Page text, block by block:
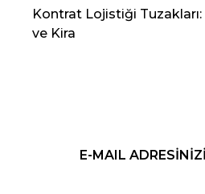
Kontrat Lojistiği
ve Kira
E-MAIL